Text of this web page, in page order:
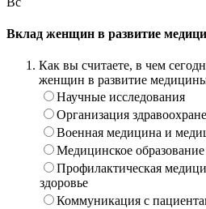
Вклад женщин в развитие
Как вы считаете, в чем
женщин в развитие
Научные исследования
Организация
Военная медицина и
Медицинское образование
Профилактическая
здоровье
Коммуникация с